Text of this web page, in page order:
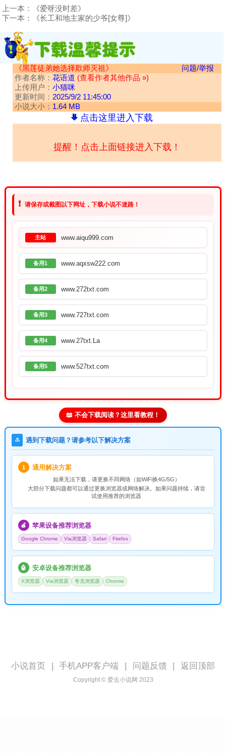
上一本：
《爱呀没时差》
下一本：
《长工和地主家的少爷[女尊]》
《黑莲徒弟她选择欺师灭祖》
问题/举报
作者名称： 花语道 (查看作者其他作品 »)
上传用户： 小猫咪
更新时间： 2025/9/2 11:45:00
小说大小： 1.64 MB
点击这里进入下载
提醒！点击上面链接进入下载！
❗ 请保存或截图以下网址，下载小说不迷路！
主站 www.aiqu999.com
备用1 www.aqxsw222.com
备用2 www.272txt.com
备用3 www.727txt.com
备用4 www.27txt.La
备用5 www.527txt.com
📖 不会下载阅读？这里看教程！
⚠️ 遇到下载问题？请参考以下解决方案
1 通用解决方案
如果无法下载，请更换不同网络（如WiFi换4G/5G）
大部分下载问题都可以通过更换浏览器或网络解决。如果问题持续，请尝
试使用推荐的浏览器
🍎 苹果设备推荐浏览器
Google Chrome Via浏览器 Safari Firefox
🤖 安卓设备推荐浏览器
X浏览器 Via浏览器 夸克浏览器 Chrome
小说首页 手机APP客户端 问题反馈 返回顶部
Copyright © 爱去小说网 2023